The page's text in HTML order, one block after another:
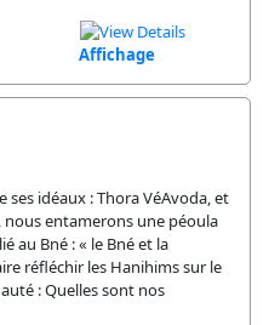
Affichage
ses idéaux : Thora VéAvoda, et
nous entamerons une péoula
au Bné : « le Bné et la
réfléchir les Hanihims sur le
: Quelles sont nos